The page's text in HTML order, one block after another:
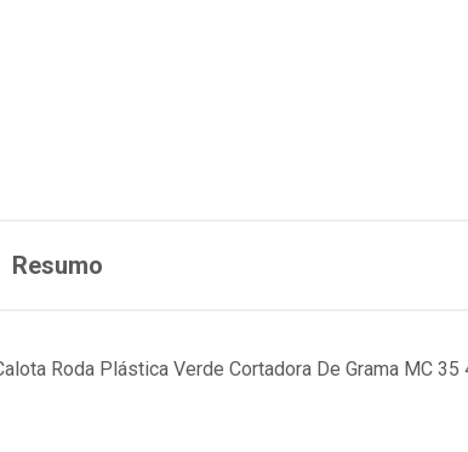
Resumo
Roda Plástica Verde Cortadora De Grama MC